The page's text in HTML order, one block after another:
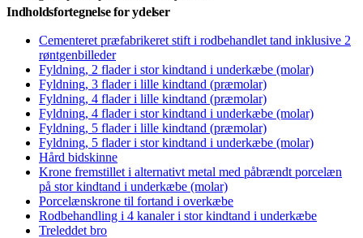
Indholdsfortegnelse for ydelser
Cementeret præfabrikeret stift i rodbehandlet tand inklusive 2
røntgenbilleder
Fyldning, 2 flader i stor kindtand i underkæbe (molar)
Fyldning, 3 flader i lille kindtand (præmolar)
Fyldning, 4 flader i lille kindtand (præmolar)
Fyldning, 4 flader i stor kindtand i underkæbe (molar)
Fyldning, 5 flader i lille kindtand (præmolar)
Fyldning, 5 flader i stor kindtand i underkæbe (molar)
Hård bidskinne
Krone fremstillet i alternativt metal med påbrændt porcelæn
på stor kindtand i underkæbe (molar)
Porcelænskrone til fortand i overkæbe
Rodbehandling i 4 kanaler i stor kindtand i underkæbe
Treleddet bro